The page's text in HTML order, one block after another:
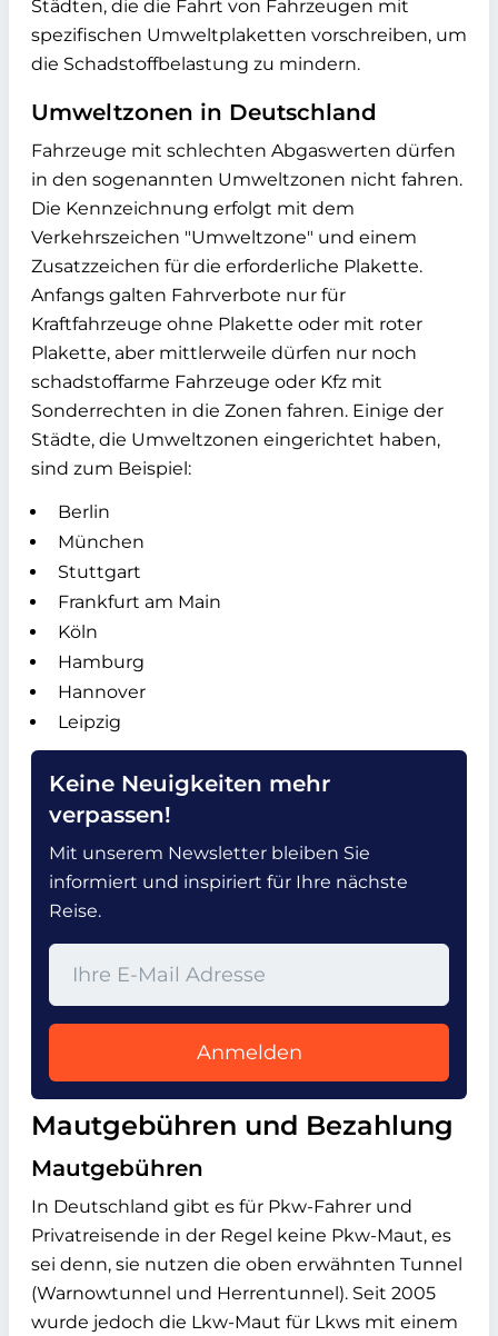
Städten, die die Fahrt von Fahrzeugen mit
spezifischen Umweltplaketten vorschreiben, um
die Schadstoffbelastung zu mindern.
Umweltzonen in Deutschland
Fahrzeuge mit schlechten Abgaswerten dürfen
in den sogenannten Umweltzonen nicht fahren.
Die Kennzeichnung erfolgt mit dem
Verkehrszeichen "Umweltzone" und einem
Zusatzzeichen für die erforderliche Plakette.
Anfangs galten Fahrverbote nur für
Kraftfahrzeuge ohne Plakette oder mit roter
Plakette, aber mittlerweile dürfen nur noch
schadstoffarme Fahrzeuge oder Kfz mit
Sonderrechten in die Zonen fahren. Einige der
Städte, die Umweltzonen eingerichtet haben,
sind zum Beispiel:
Berlin
München
Stuttgart
Frankfurt am Main
Köln
Hamburg
Hannover
Leipzig
Keine Neuigkeiten mehr
verpassen!
Mit unserem Newsletter bleiben Sie
informiert und inspiriert für Ihre nächste
Reise.
Anmelden
Mautgebühren und Bezahlung
Mautgebühren
In Deutschland gibt es für Pkw-Fahrer und
Privatreisende in der Regel keine Pkw-Maut, es
sei denn, sie nutzen die oben erwähnten Tunnel
(Warnowtunnel und Herrentunnel). Seit 2005
wurde jedoch die Lkw-Maut für Lkws mit einem